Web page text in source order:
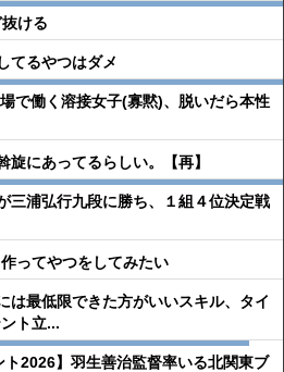
ける
てるやつはダメ
で働く溶接女子(寡黙)、脱いだら本性
にあってるらしい。【再】
三浦弘行九段に勝ち、１組４位決定戦
ってやつをしてみたい
は最低限できた方がいいスキル、タイ
ト立...
ト2026】羽生善治監督率いる北関東ブ